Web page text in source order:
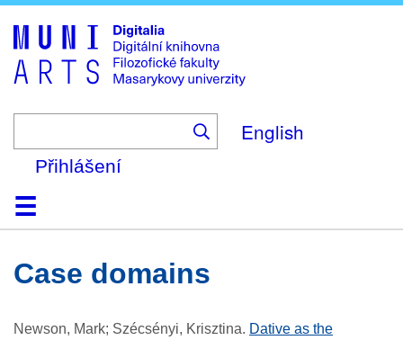
to
main
content
English
Přihlášení
DomůKolekce
Prohlížení
Vyhledávání
O platformě
Nápověda
KontaktDigitalia
case domains
Newson, Mark; Szécsényi, Krisztina. Dative as the